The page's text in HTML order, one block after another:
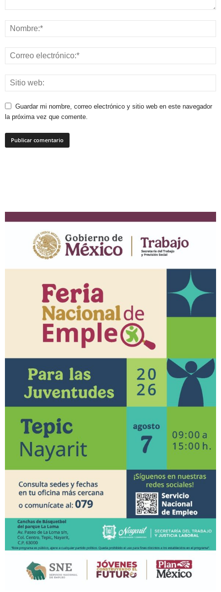
Guardar mi nombre, correo electrónico y sitio web en este navegador
la próxima vez que comente.